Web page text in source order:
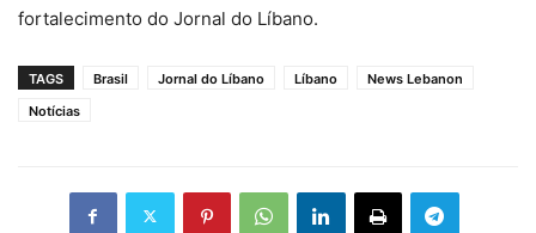
fortalecimento do Jornal do Líbano.
TAGS Brasil Jornal do Líbano Líbano
News Lebanon
Notícias